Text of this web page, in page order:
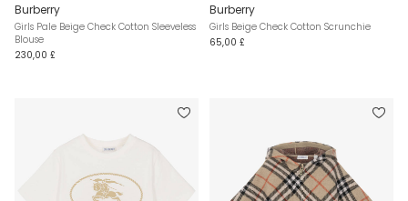
Burberry
Girls Pale Beige Check Cotton Sleeveless
Blouse
230,00 £
Burberry
Girls Beige Check Cotton Scrunchie
65,00 £